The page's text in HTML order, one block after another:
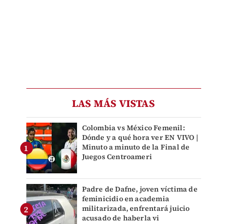
LAS MÁS VISTAS
Colombia vs México Femenil:
Dónde y a qué hora ver EN VIVO |
Minuto a minuto de la Final de
Juegos Centroameri
Padre de Dafne, joven víctima de
feminicidio en academia
militarizada, enfrentará juicio
acusado de haberla vi